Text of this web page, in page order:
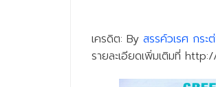
เครดิต: By สรรค์วเรศ กระ
รายละเอียดเพิ่มเติมที่